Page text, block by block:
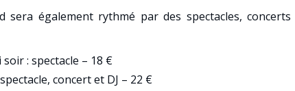
sera également rythmé par des spectacles,
: spectacle – 18 €
concert et DJ – 22 €